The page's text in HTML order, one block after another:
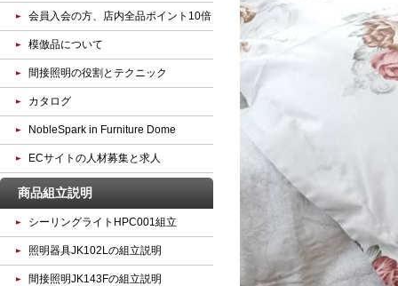
会員入会の方、店内全品ポイント10倍
模倣品について
間接照明の役割とテクニック
カタログ
NobleSpark in Furniture Dome
ECサイトの人材募集と求人
商品組立説明
シーリングライトHPC001組立
照明器具JK102Lの組立説明
間接照明JK143Fの組立説明